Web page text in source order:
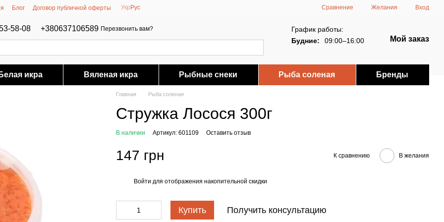
Блог Договор публичной оферты Укр Рус Сравнение Желания Вход
58-08 +380637106589 Перезвонить вам?
График работы:
Будние:
09:00–16:00 Мой заказ
Белая икра Вяленая икра Рыбные снеки Рыба соленая Бренды
Главная Рыба соленая
Cтружка Лосося 300г
В наличии Артикул: 601109 Оставить отзыв
147 грн К сравнению В желания
Войти для отображения накопительной скидки
Купить Получить консультацию